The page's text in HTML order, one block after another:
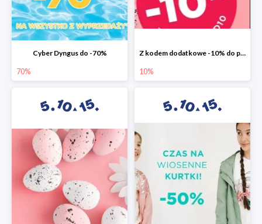
Cyber Dyngus do -70%
70%
Z kodem dodatkowe -10% do promocji -50%!
10%